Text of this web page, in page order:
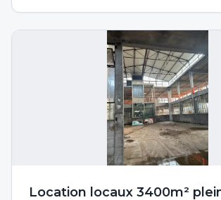
Location locaux 3400m²